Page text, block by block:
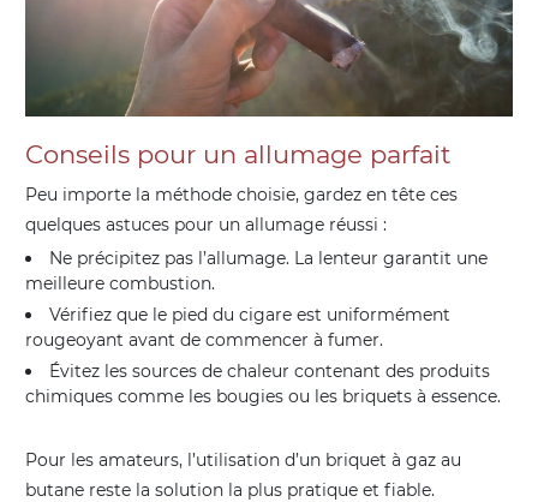
Conseils pour un allumage parfait
Peu importe la méthode choisie, gardez en tête ces
quelques astuces pour un allumage réussi :
Ne précipitez pas l’allumage. La lenteur garantit une
meilleure combustion.
Vérifiez que le pied du cigare est uniformément
rougeoyant avant de commencer à fumer.
Évitez les sources de chaleur contenant des produits
chimiques comme les bougies ou les briquets à essence.
Pour les amateurs, l’utilisation d’un briquet à gaz au
butane reste la solution la plus pratique et fiable.